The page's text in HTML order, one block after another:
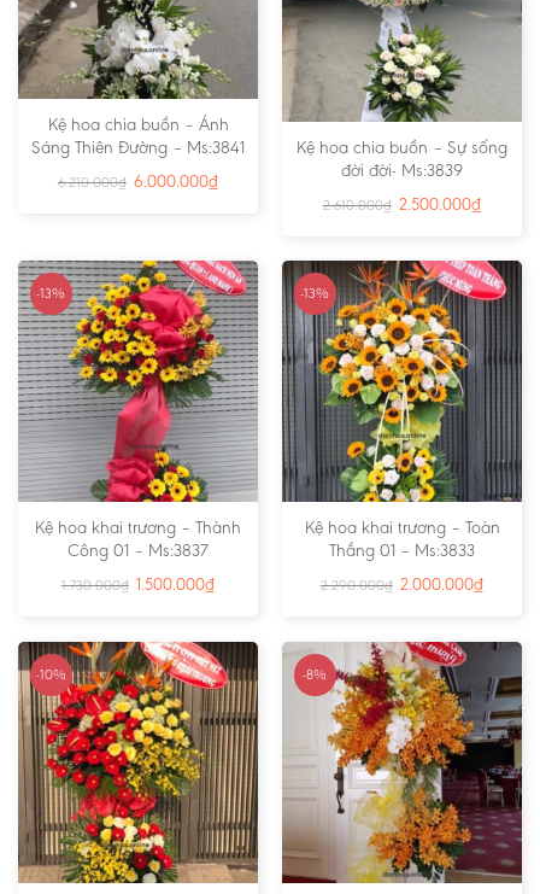
Kệ hoa chia buồn – Ánh
Sáng Thiên Đường – Ms:3841
6.210.000₫ 6.000.000₫
Kệ hoa chia buồn – Sự sống
đời đời- Ms:3839
2.610.000₫ 2.500.000₫
-13%
Kệ hoa khai trương – Thành
Công 01 – Ms:3837
1.730.000₫ 1.500.000₫
-13%
Kệ hoa khai trương – Toàn
Thắng 01 – Ms:3833
2.290.000₫ 2.000.000₫
-10% -8%